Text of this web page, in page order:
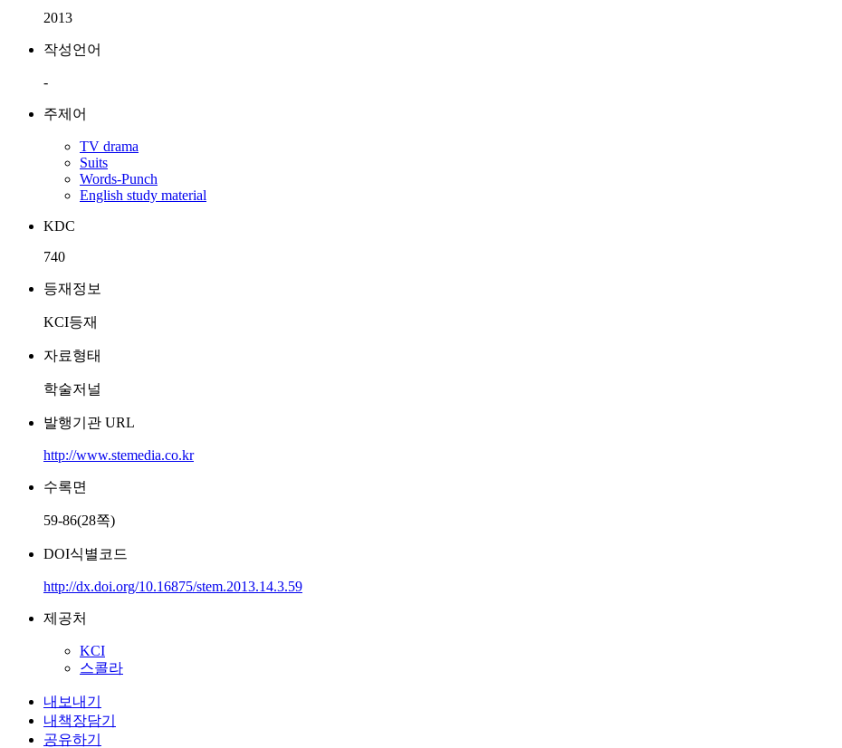
2013
작성언어
-
주제어
TV drama
Suits
Words-Punch
English study material
KDC
740
등재정보
KCI등재
자료형태
학술저널
발행기관 URL
http://www.stemedia.co.kr
수록면
59-86(28쪽)
DOI식별코드
http://dx.doi.org/10.16875/stem.2013.14.3.59
제공처
KCI
스콜라
내보내기
내책장담기
공유하기